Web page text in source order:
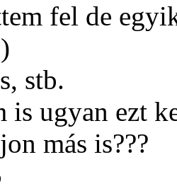
fel de
)
stb.
is ugyan ezt
más is???